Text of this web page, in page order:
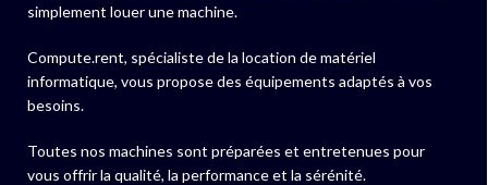
simplement louer une machine.
Compute.rent, spécialiste de la location de matériel
informatique, vous propose des équipements adaptés à vos
besoins.
Toutes nos machines sont préparées et entretenues pour
vous offrir la qualité, la performance et la sérénité.